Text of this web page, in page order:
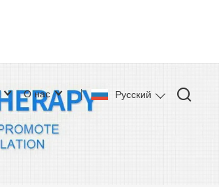
Pусский
О нас